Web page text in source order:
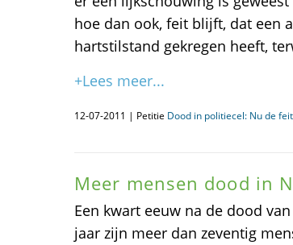
hoe dan ook, feit blijft, dat een
hartstilstand gekregen heeft,
+Lees meer...
12-07-2011 | Petitie Dood in politiecel: Nu de
Meer mensen dood in
Een kwart eeuw na de dood
jaar zijn meer dan zeventig